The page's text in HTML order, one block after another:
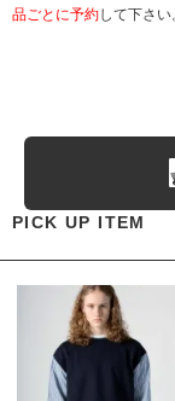
品ごとに予約して下さい
PICK UP ITEM